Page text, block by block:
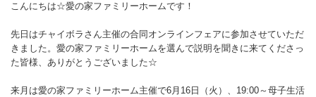
こんにちは☆愛の家ファミリーホームです！
先日はチャイボラさん主催の合同オンラインフェアに参加させていただ
きました。愛の家ファミリーホームを選んで説明を聞きに来てくださっ
た皆様、ありがとうございました☆
来月は愛の家ファミリーホーム主催で6月16日（火）、19:00～母子生活